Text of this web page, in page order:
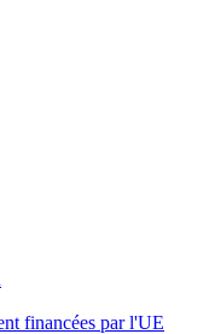
financées par l'UE